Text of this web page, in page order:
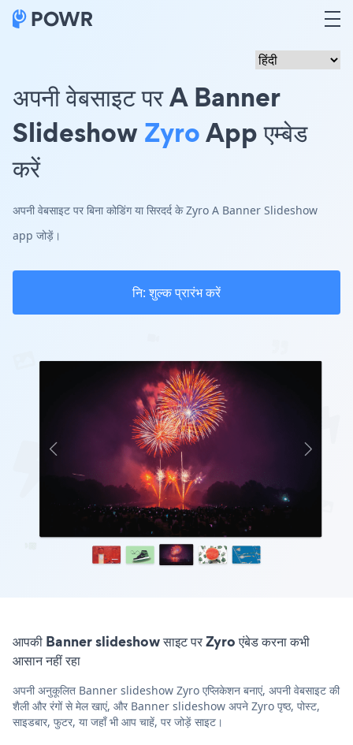
अपनी वेबसाइट पर A Banner
SlideshowZyroApp एम्बेड
करें
अपनी वेबसाइट पर बिना कोडिंग या सिरदर्द के Zyro A Banner Slideshow
app जोड़ें।
नि: शुल्क प्रारंभ करें
आपकी Banner slideshow साइट पर Zyro एंबेड करना कभी
आसान नहीं रहा
अपनी अनुकूलित Banner slideshow Zyro एप्लिकेशन बनाएं, अपनी वेबसाइट की
शैली और रंगों से मेल खाएं, और Banner slideshow अपने Zyro पृष्ठ, पोस्ट,
साइडबार, फुटर, या जहाँ भी आप चाहें, पर जोड़ें साइट।